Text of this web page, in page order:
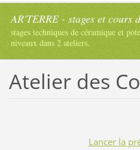
AR'TERRE - stages et cours
stages techniques de céramique et
niveaux dans 2 ateliers.
Atelier des
Lancer la